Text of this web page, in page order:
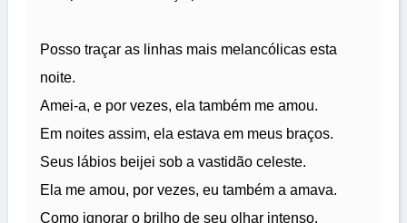
Posso traçar as linhas mais melancólicas esta
noite.
Amei-a, e por vezes, ela também me amou.
Em noites assim, ela estava em meus braços.
Seus lábios beijei sob a vastidão celeste.
Ela me amou, por vezes, eu também a amava.
Como ignorar o brilho de seu olhar intenso.